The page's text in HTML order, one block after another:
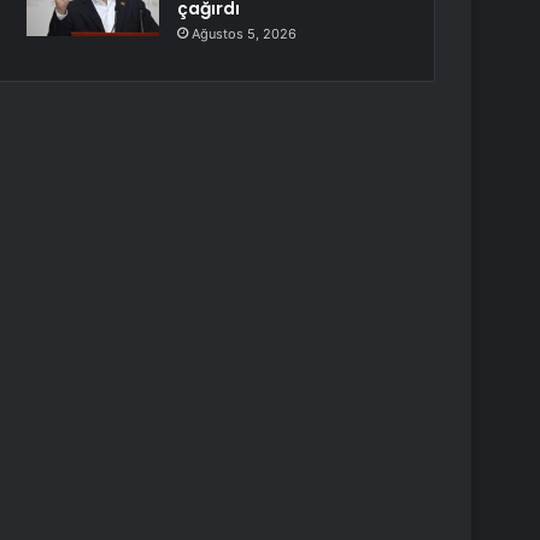
çağırdı
Ağustos 5, 2026